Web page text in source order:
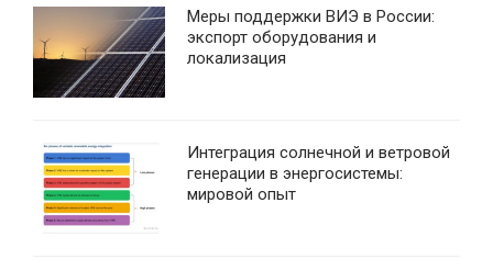
Меры поддержки ВИЭ в России:
экспорт оборудования и
локализация
Интеграция солнечной и ветровой
генерации в энергосистемы:
мировой опыт